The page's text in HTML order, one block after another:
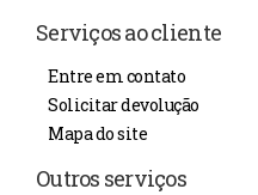
Serviços ao cliente
Entre em contato
Solicitar devolução
Mapa do site
Outros serviços